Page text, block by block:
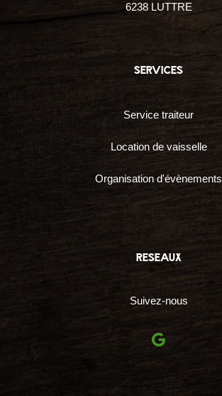
6238 LUTTRE
services
Service traiteur
Location de vaisselle
Organisation d'évènements
reseaux
Suivez-nous